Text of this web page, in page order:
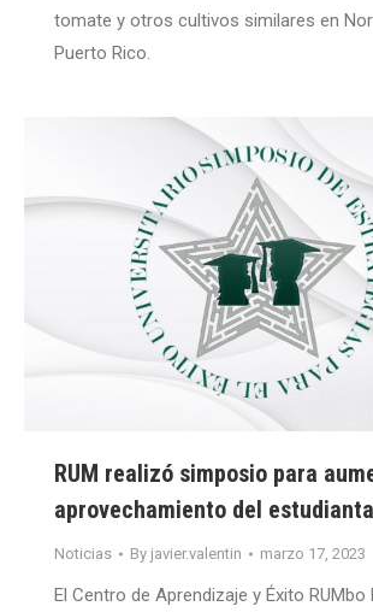
tomate y otros cultivos similares en
Puerto Rico.
RUM realizó simposio para
aprovechamiento del
Noticias By javier.valentin marzo 17, 2023
El Centro de Aprendizaje y Éxito RUMbo